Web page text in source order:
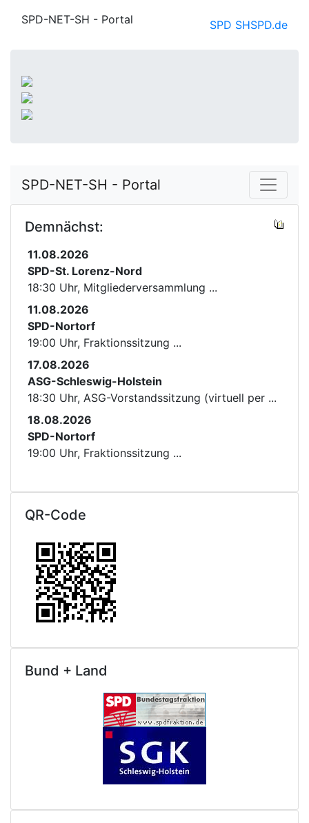
SPD-NET-SH - Portal SPD SHSPD.de
SPD-NET-SH - Portal
Demnächst:
11.08.2026
SPD-St. Lorenz-Nord
18:30 Uhr, Mitgliederversammlung ...
11.08.2026
SPD-Nortorf
19:00 Uhr, Fraktionssitzung ...
17.08.2026
ASG-Schleswig-Holstein
18:30 Uhr, ASG-Vorstandssitzung (virtuell per ...
18.08.2026
SPD-Nortorf
19:00 Uhr, Fraktionssitzung ...
QR-Code
Bund + Land